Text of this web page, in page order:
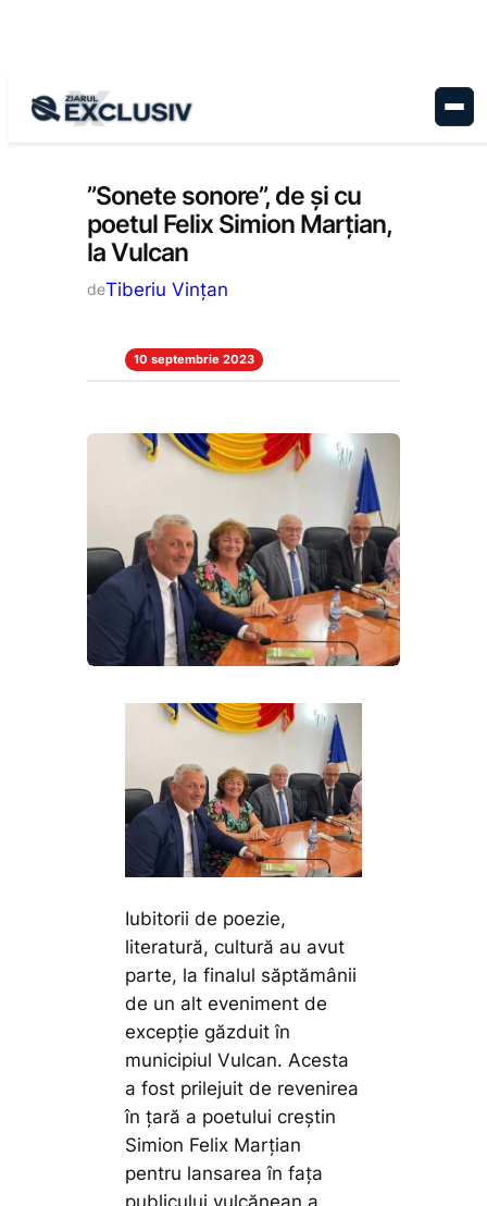
Cultură, Stiri la zi
”Sonete sonore”, de și cu
poetul Felix Simion Marțian,
la Vulcan
deTiberiu Vințan
10 septembrie 2023
Iubitorii de poezie,
literatură, cultură au avut
parte, la finalul săptămânii
de un alt eveniment de
excepție găzduit în
municipiul Vulcan. Acesta
a fost prilejuit de revenirea
în țară a poetului creștin
Simion Felix Marțian
pentru lansarea în fața